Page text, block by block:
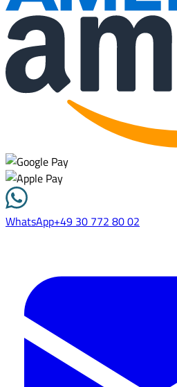
WhatsApp+49 30 772 80 02